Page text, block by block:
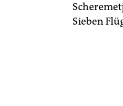
Sieben